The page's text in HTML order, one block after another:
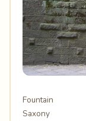
Fountain
Saxony